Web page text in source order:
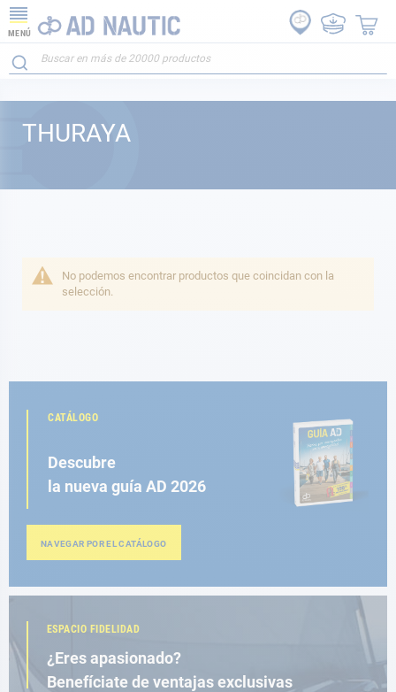
MENÚ
THURAYA
No podemos encontrar productos que coincidan con la
selección.
CATÁLOGO
Descubre
la nueva guía AD 2026
NAVEGAR POR EL CATÁLOGO
ESPACIO FIDELIDAD
¿Eres apasionado?
Benefíciate de ventajas exclusivas